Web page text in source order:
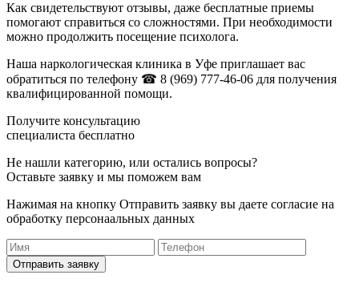
Как свидетельствуют отзывы, даже бесплатные приемы
помогают справиться со сложностями. При необходимости
можно продолжить посещение психолога.
Наша наркологическая клиника в Уфе приглашает вас
обратиться по телефону ☎ 8 (969) 777-46-06 для получения
квалифицированной помощи.
Получите консультацию
специалиста бесплатно
Не нашли категорию, или остались вопросы?
Оставьте заявку и мы поможем вам
Нажимая на кнопку Отправить заявку вы даете согласие на
обработку персонаальных данных
Отправить заявку